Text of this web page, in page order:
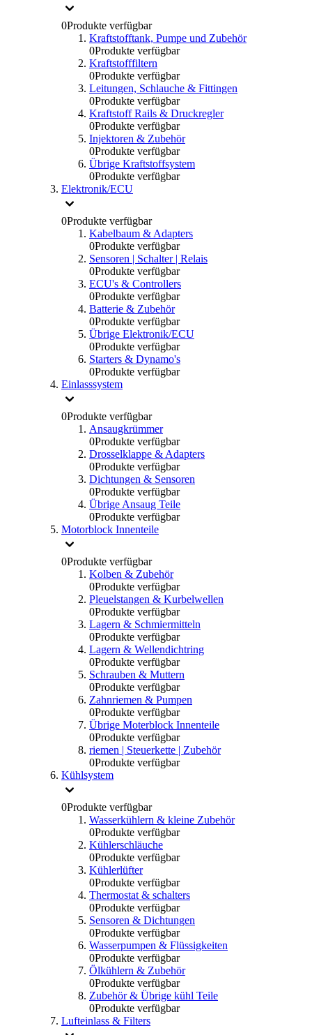
0Produkte verfügbar
Kraftstofftank, Pumpe und Zubehör
0Produkte verfügbar
Kraftstofffiltern
0Produkte verfügbar
Leitungen, Schlauche & Fittingen
0Produkte verfügbar
Kraftstoff Rails & Druckregler
0Produkte verfügbar
Injektoren & Zubehör
0Produkte verfügbar
Übrige Kraftstoffsystem
0Produkte verfügbar
Elektronik/ECU
0Produkte verfügbar
Kabelbaum & Adapters
0Produkte verfügbar
Sensoren | Schalter | Relais
0Produkte verfügbar
ECU's & Controllers
0Produkte verfügbar
Batterie & Zubehör
0Produkte verfügbar
Übrige Elektronik/ECU
0Produkte verfügbar
Starters & Dynamo's
0Produkte verfügbar
Einlasssystem
0Produkte verfügbar
Ansaugkrümmer
0Produkte verfügbar
Drosselklappe & Adapters
0Produkte verfügbar
Dichtungen & Sensoren
0Produkte verfügbar
Übrige Ansaug Teile
0Produkte verfügbar
Motorblock Innenteile
0Produkte verfügbar
Kolben & Zubehör
0Produkte verfügbar
Pleuelstangen & Kurbelwellen
0Produkte verfügbar
Lagern & Schmiermitteln
0Produkte verfügbar
Lagern & Wellendichtring
0Produkte verfügbar
Schrauben & Muttern
0Produkte verfügbar
Zahnriemen & Pumpen
0Produkte verfügbar
Übrige Moterblock Innenteile
0Produkte verfügbar
riemen | Steuerkette | Zubehör
0Produkte verfügbar
Kühlsystem
0Produkte verfügbar
Wasserkühlern & kleine Zubehör
0Produkte verfügbar
Kühlerschläuche
0Produkte verfügbar
Kühlerlüfter
0Produkte verfügbar
Thermostat & schalters
0Produkte verfügbar
Sensoren & Dichtungen
0Produkte verfügbar
Wasserpumpen & Flüssigkeiten
0Produkte verfügbar
Ölkühlern & Zubehör
0Produkte verfügbar
Zubehör & Übrige kühl Teile
0Produkte verfügbar
Lufteinlass & Filters